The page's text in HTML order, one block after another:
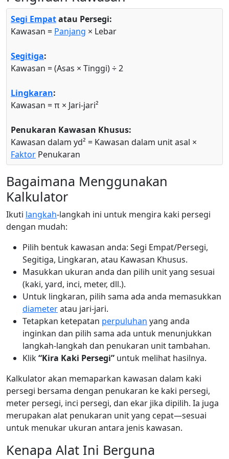
Segi Empatatau Persegi:
Kawasan = Panjang × Lebar
Segitiga:
Kawasan = (Asas × Tinggi) ÷ 2
Lingkaran:
Kawasan = π × Jari-jari²
Penukaran Kawasan Khusus:
Kawasan dalam yd² = Kawasan dalam unit asal ×
Faktor Penukaran
Bagaimana Menggunakan
Kalkulator
Ikuti langkah-langkah ini untuk mengira kaki persegi
dengan mudah:
Pilih bentuk kawasan anda: Segi Empat/Persegi,
Segitiga, Lingkaran, atau Kawasan Khusus.
Masukkan ukuran anda dan pilih unit yang sesuai
(kaki, yard, inci, meter, dll.).
Untuk lingkaran, pilih sama ada anda memasukkan
diameteratau jari-jari.
Tetapkan ketepatan perpuluhan yang anda
inginkan dan pilih sama ada untuk menunjukkan
langkah-langkah dan penukaran unit tambahan.
Klik“Kira Kaki Persegi” untuk melihat hasilnya.
Kalkulator akan memaparkan kawasan dalam kaki
persegi bersama dengan penukaran ke kaki persegi,
meter persegi, inci persegi, dan ekar jika dipilih. Ia juga
merupakan alat penukaran unit yang cepat—sesuai
untuk menukar ukuran antara jenis kawasan.
Kenapa Alat Ini Berguna